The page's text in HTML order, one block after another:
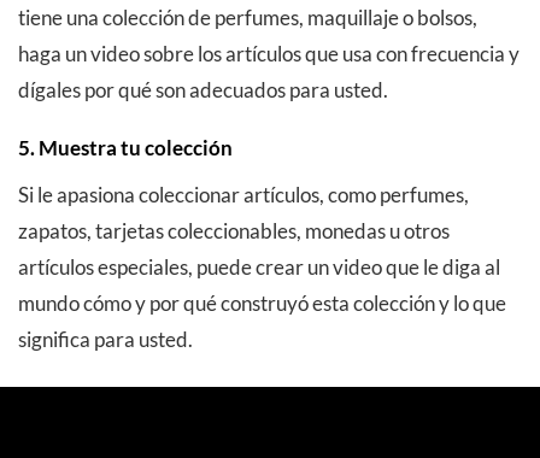
tiene una colección de perfumes, maquillaje o bolsos,
haga un video sobre los artículos que usa con frecuencia y
dígales por qué son adecuados para usted.
5. Muestra tu colección
Si le apasiona coleccionar artículos, como perfumes,
zapatos, tarjetas coleccionables, monedas u otros
artículos especiales, puede crear un video que le diga al
mundo cómo y por qué construyó esta colección y lo que
significa para usted.